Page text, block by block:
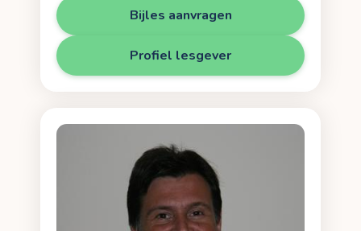
Bijles aanvragen
Profiel lesgever